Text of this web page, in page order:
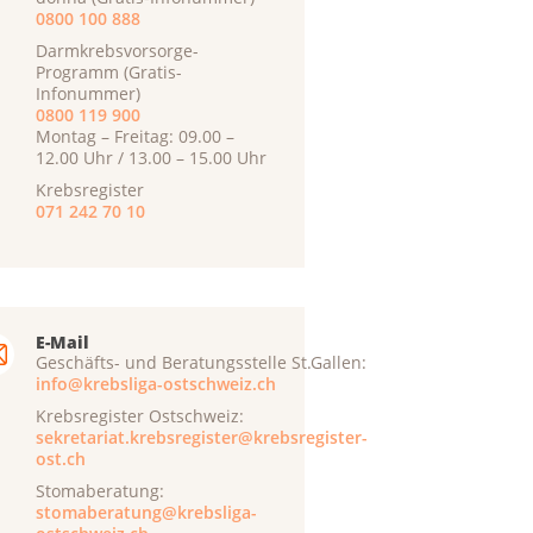
0800 100 888
Darmkrebsvorsorge-
Programm (Gratis-
Infonummer)
0800 119 900
Montag – Freitag: 09.00 –
12.00 Uhr / 13.00 – 15.00 Uhr
Krebsregister
071 242 70 10
E-Mail
Geschäfts- und Beratungsstelle St.Gallen:
info@krebsliga-ostschweiz.ch
Krebsregister Ostschweiz:
sekretariat.krebsregister@krebsregister-
ost.ch
Stomaberatung:
stomaberatung@krebsliga-